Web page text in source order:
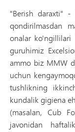
"Berish daraxti"
qondirilmasdan
onalar ko'ngillilari
guruhimiz
ammo biz MMW
uchun
tushlikning
kundalik gigiena
(masalan, Cub
javonidan